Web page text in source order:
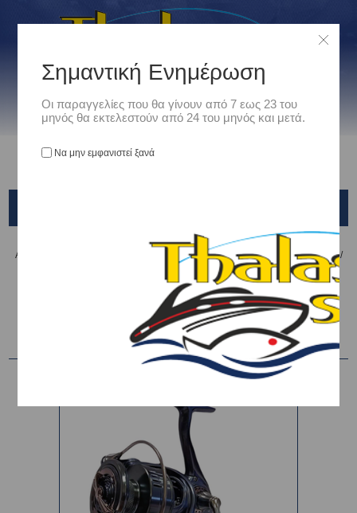
Αρχική ΜΗΧΑΝΙΣΜΟΙ ΨΑΡΕΜΑΤΟΣ / ΜΠΡΟΣΤΑ ΦΡΕΝΑ /
OMOTO
Σημαντική Ενημέρωση
Οι παραγγελίες που θα γίνουν από 7 εως 23 του
μηνός θα εκτελεστούν από 24 του μηνός και μετά.
Να μην εμφανιστεί ξανά